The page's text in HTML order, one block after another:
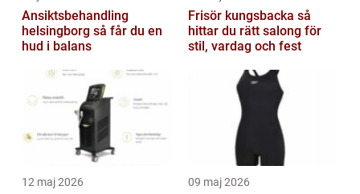
Ansiktsbehandling
helsingborg så får du en
hud i balans
Frisör kungsbacka så
hittar du rätt salong för
stil, vardag och fest
12 maj 2026 09 maj 2026